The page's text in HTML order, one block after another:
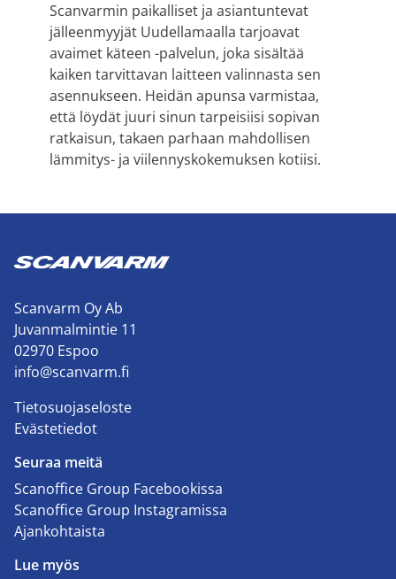
Scanvarmin paikalliset ja asiantuntevat
jälleenmyyjät Uudellamaalla tarjoavat
avaimet käteen -palvelun, joka sisältää
kaiken tarvittavan laitteen valinnasta sen
asennukseen. Heidän apunsa varmistaa,
että löydät juuri sinun tarpeisiisi sopivan
ratkaisun, takaen parhaan mahdollisen
lämmitys- ja viilennyskokemuksen kotiisi.
Scanvarm Oy Ab
Juvanmalmintie 11
02970 Espoo
info@scanvarm.fi
Tietosuojaseloste
Evästetiedot
Seuraa meitä
Scanoffice Group Facebookissa
Scanoffice Group Instagramissa
Ajankohtaista
Lue myös